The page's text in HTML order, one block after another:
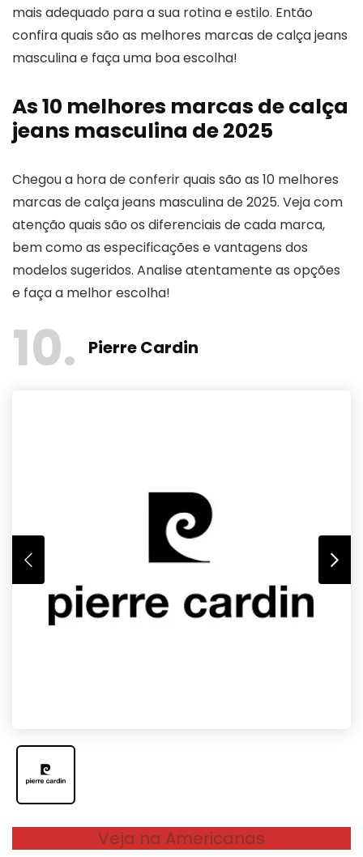
mais adequado para a sua rotina e estilo. Então
confira quais são as melhores marcas de calça jeans
masculina e faça uma boa escolha!
As 10 melhores marcas de calça
jeans masculina de 2025
Chegou a hora de conferir quais são as 10 melhores
marcas de calça jeans masculina de 2025. Veja com
atenção quais são os diferenciais de cada marca,
bem como as especificações e vantagens dos
modelos sugeridos. Analise atentamente as opções
e faça a melhor escolha!
10 Pierre Cardin
Veja na Americanas